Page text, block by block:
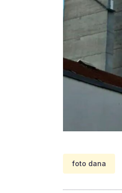
foto dana